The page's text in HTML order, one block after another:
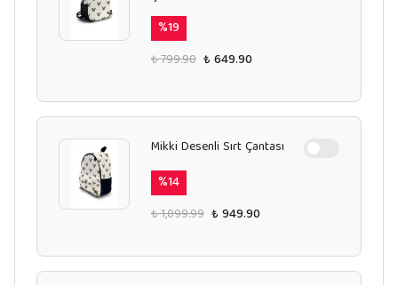
%19
₺ 799.90 ₺ 649.90
Mikki Desenli Sırt Çantası
%14
₺ 1,099.99 ₺ 949.90